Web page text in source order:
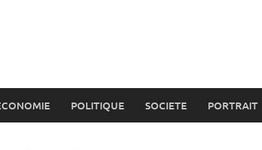
POLITIQUE SOCIETE PORTRAIT